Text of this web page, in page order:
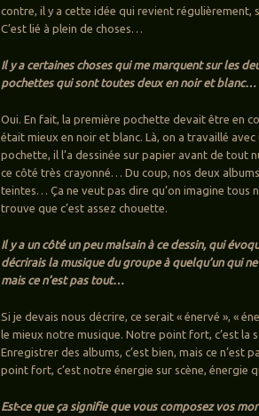
contre, il y a cette idée qui revient régulièrement,
C’est lié à plein de choses…
Il y a certaines choses qui me marquent sur les
pochettes qui sont toutes deux en noir et blanc…
Oui. En fait, la première pochette devait être en
était mieux en noir et blanc. Là, on a travaillé
pochette, il l’a dessinée sur papier avant de tout
ce côté très crayonné… Du coup, nos deux
teintes… Ça ne veut pas dire qu’on imagine tous
trouve que c’est assez chouette.
Il y a un côté un peu malsain à ce dessin, qui
décrirais la musique du groupe à quelqu’un qui
mais ce n’est pas tout…
Si je devais nous décrire, ce serait « énervé », «
le mieux notre musique. Notre point fort, c’est la
Enregistrer des albums, c’est bien, mais ce n’est
point fort, c’est notre énergie sur scène, énergie
Est-ce que ça signifie que vous composez vos